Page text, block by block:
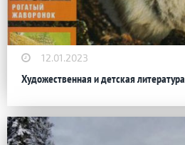
12.01.2023
Художественная и детская литература